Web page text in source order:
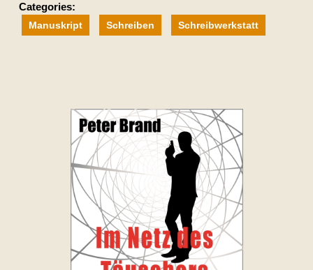
Categories:
Manuskript Schreiben Schreibwerkstatt